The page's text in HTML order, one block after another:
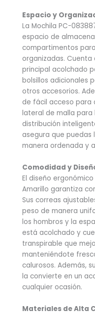
Espacio y
La Mochila PC-
espacio de
compartimentos
organizadas.
principal acolchado
bolsillos adicionales
otros accesorios.
de fácil acceso para
lateral de malla para
distribución
asegura que
manera ordenada y
Comodidad y
El diseño
Amarillo garantiza
Sus correas
peso de manera
los hombros y la
está acolchado y
transpirable que
manteniéndote
calurosos. Además,
la convierte en un
cualquier ocasión.
Materiales de Alta